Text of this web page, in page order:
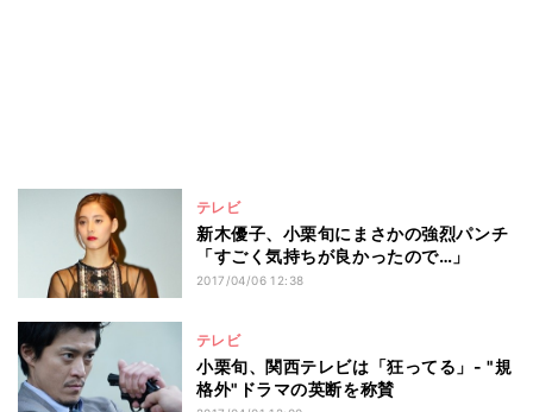
テレビ
新木優子、小栗旬にまさかの強烈パンチ
「すごく気持ちが良かったので…」
2017/04/06 12:38
テレビ
小栗旬、関西テレビは「狂ってる」- "規
格外"ドラマの英断を称賛